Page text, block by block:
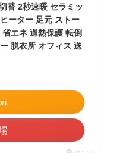
替 2秒速暖 セラミッ
ーター 足元 ストー
エネ 過熱保護 転倒
脱衣所 オフィス 送